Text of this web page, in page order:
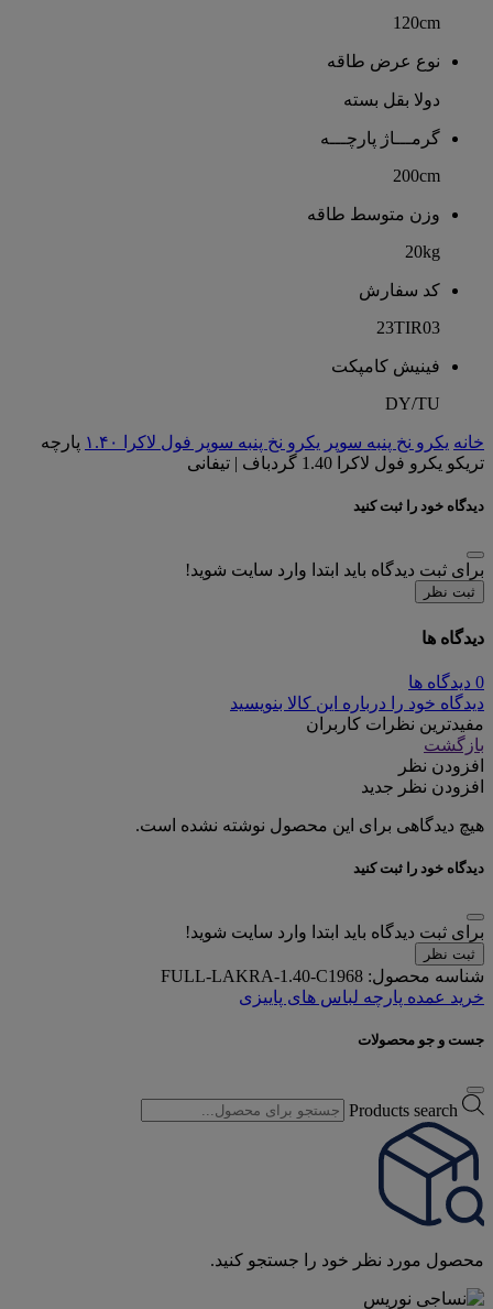
120cm
نوع عرض طاقه
دولا بقل بسته
گرمـــاژ پارچـــه
200cm
وزن متوسط طاقه
20kg
کد سفارش
23TIR03
فینیش کامپکت
DY/TU
خانه یکرو نخ پنبه سوپر یکرو نخ پنبه سوپر فول لاکرا ۱.۴۰
پارچه
تریکو یکرو فول لاکرا 1.40 گردباف | تیفانی
دیدگاه خود را ثبت کنید
برای ثبت دیدگاه باید ابتدا وارد سایت شوید!
ثبت نظر
دیدگاه ها
0 دیدگاه ها
دیدگاه خود را درباره این کالا بنویسید
مفیدترین نظرات کاربران
بازگشت
افزودن نظر
افزودن نظر جدید
هیچ دیدگاهی برای این محصول نوشته نشده است.
دیدگاه خود را ثبت کنید
برای ثبت دیدگاه باید ابتدا وارد سایت شوید!
ثبت نظر
شناسه محصول: FULL-LAKRA-1.40-C1968
خرید عمده پارچه لباس های پاییزی
جست و جو محصولات
Products search
محصول مورد نظر خود را جستجو کنید.